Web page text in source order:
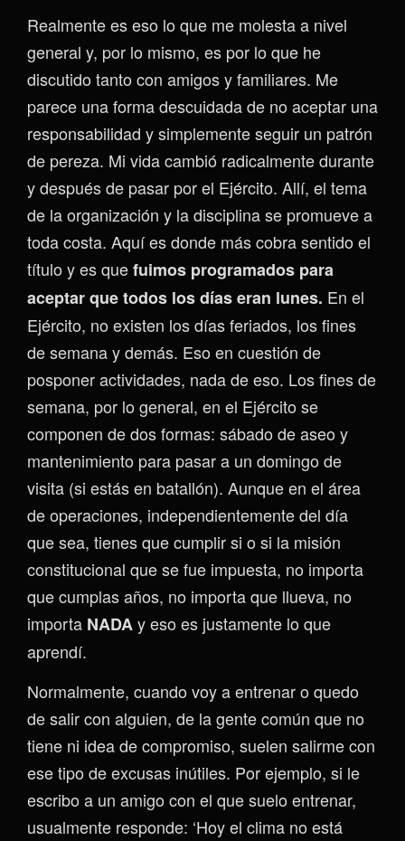
Realmente es eso lo que me molesta a nivel
general y, por lo mismo, es por lo que he
discutido tanto con amigos y familiares. Me
parece una forma descuidada de no aceptar una
responsabilidad y simplemente seguir un patrón
de pereza. Mi vida cambió radicalmente durante
y después de pasar por el Ejército. Allí, el tema
de la organización y la disciplina se promueve a
toda costa. Aquí es donde más cobra sentido el
título y es quefuimos programados para
aceptar que todos los días eran lunes. En el
Ejército, no existen los días feriados, los fines
de semana y demás. Eso en cuestión de
posponer actividades, nada de eso. Los fines de
semana, por lo general, en el Ejército se
componen de dos formas: sábado de aseo y
mantenimiento para pasar a un domingo de
visita (si estás en batallón). Aunque en el área
de operaciones, independientemente del día
que sea, tienes que cumplir si o si la misión
constitucional que se fue impuesta, no importa
que cumplas años, no importa que llueva, no
importa NADAy eso es justamente lo que
aprendí.
Normalmente, cuando voy a entrenar o quedo
de salir con alguien, de la gente común que no
tiene ni idea de compromiso, suelen salirme con
ese tipo de excusas inútiles. Por ejemplo, si le
escribo a un amigo con el que suelo entrenar,
usualmente responde: ‘Hoy el clima no está